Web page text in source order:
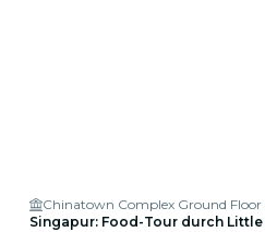
Chinatown Complex Ground Floor
Singapur: Food-Tour durch Little